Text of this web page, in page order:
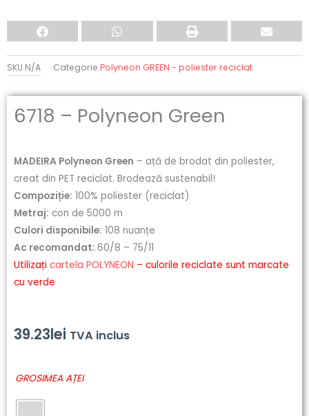
SKU N/A Categorie Polyneon GREEN - poliester reciclat
6718 – Polyneon Green
MADEIRA Polyneon Green – ață de brodat din poliester,
creat din PET reciclat. Brodează sustenabil!
Compoziție: 100% poliester (reciclat)
Metraj: con de 5000 m
Culori disponibile: 108 nuanțe
Ac recomandat: 60/8 – 75/11
Utilizați cartela POLYNEON – culorile reciclate sunt marcate
cu verde
39.23lei TVA inclus
GROSIMEA AȚEI
Cantitate